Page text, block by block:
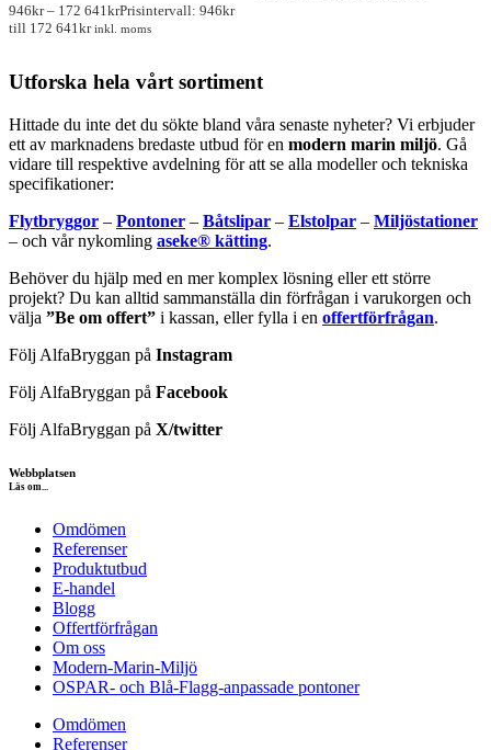
946kr – 172 641 krPrisintervall: 946kr
till 172 641kr inkl. moms
Utforska hela vårt sortiment
Hittade du inte det du sökte bland våra senaste nyheter? Vi erbjuder
ett av marknadens bredaste utbud för en modern marin miljö. Gå
vidare till respektive avdelning för att se alla modeller och tekniska
specifikationer:
Flytbryggor – Pontoner – Båtslipar – Elstolpar – Miljöstationer
– och vår nykomling aseke® kätting.
Behöver du hjälp med en mer komplex lösning eller ett större
projekt? Du kan alltid sammanställa din förfrågan i varukorgen och
välja ”Be om offert” i kassan, eller fylla i en offertförfrågan.
Följ AlfaBryggan på Instagram
Följ AlfaBryggan på Facebook
Följ AlfaBryggan på X/twitter
Webbplatsen
Läs om...
Omdömen
Referenser
Produktutbud
E-handel
Blogg
Offertförfrågan
Om oss
Modern-Marin-Miljö
OSPAR- och Blå-Flagg-anpassade pontoner
Omdömen
Referenser